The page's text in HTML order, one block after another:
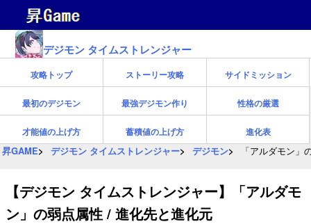
デジモン タイムストレンジャー
攻略トップ ストーリー攻略 サイドミッション
最初のデジモン 最強デジモン作り 性格の厳選
才能値の上げ方 蓄積値の上げ方 進化表
昇GAME デジモン タイムストレンジャー デジモン 「アルダモン」
【デジモン タイムストレンジャー】「アルダモ
ン」の弱点属性 / 進化先と進化元